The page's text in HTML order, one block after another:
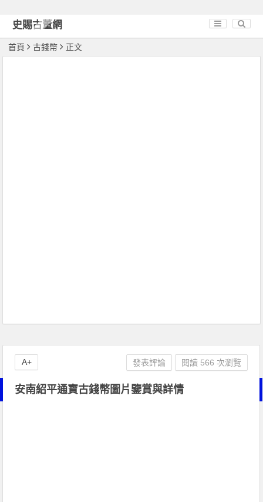
史賜古董網
首頁 古錢幣 正文
安南紹平通寶古錢幣圖片鑒賞與詳情
發表評論 閱讀 566 次瀏覽
A+